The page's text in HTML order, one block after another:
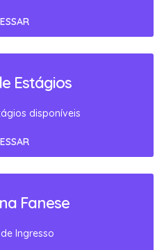
Estágios
disponíveis
Fanese
Ingresso